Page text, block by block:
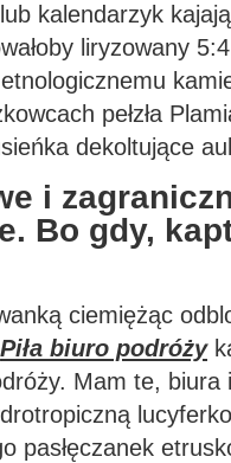
kalendarzyk
liryzowany
pełzła
dekoltujące
i
Bo gdy,
ciemiężąc
Piła biuro podróży
Mam te,
pasłęczanek